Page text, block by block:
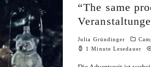
“The same
Julia Gründinger
1 Minute Lesedauer